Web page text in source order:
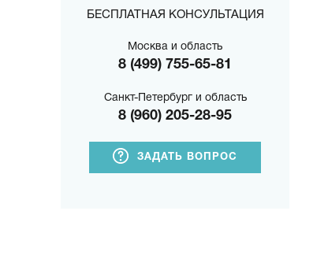
БЕСПЛАТНАЯ КОНСУЛЬТАЦИЯ
Москва и область
8 (499) 755-65-81
Санкт-Петербург и область
8 (960) 205-28-95
ЗАДАТЬ ВОПРОС